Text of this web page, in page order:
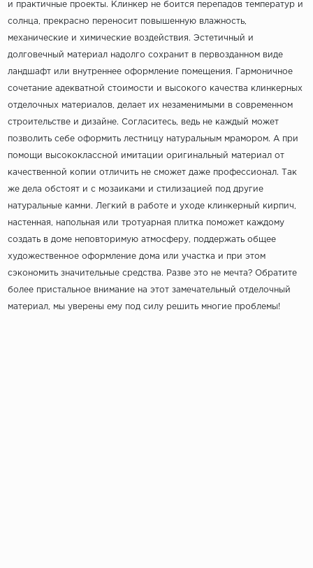
и практичные проекты. Клинкер не боится перепадов температур и
солнца, прекрасно переносит повышенную влажность,
механические и химические воздействия. Эстетичный и
долговечный материал надолго сохранит в первозданном виде
ландшафт или внутреннее оформление помещения. Гармоничное
сочетание адекватной стоимости и высокого качества клинкерных
отделочных материалов, делает их незаменимыми в современном
строительстве и дизайне. Согласитесь, ведь не каждый может
позволить себе оформить лестницу натуральным мрамором. А при
помощи высококлассной имитации оригинальный материал от
качественной копии отличить не сможет даже профессионал. Так
же дела обстоят и с мозаиками и стилизацией под другие
натуральные камни. Легкий в работе и уходе клинкерный кирпич,
настенная, напольная или тротуарная плитка поможет каждому
создать в доме неповторимую атмосферу, поддержать общее
художественное оформление дома или участка и при этом
сэкономить значительные средства. Разве это не мечта? Обратите
более пристальное внимание на этот замечательный отделочный
материал, мы уверены ему под силу решить многие проблемы!